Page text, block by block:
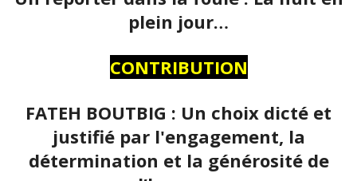
plein jour…
CONTRIBUTION
FATEH BOUTBIG : Un choix dicté et
justifié par l'engagement, la
détermination et la générosité de